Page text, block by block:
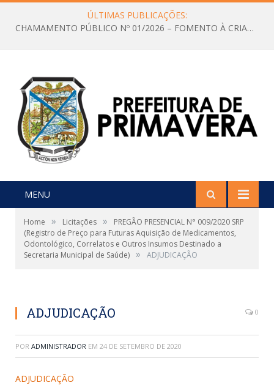
ÚLTIMAS PUBLICAÇÕES:
CHAMAMENTO PÚBLICO Nº 01/2026 – FOMENTO À CRIAÇÃO E A CIRCULAÇÃO DE PRODUÇÕES CULTURAIS – Aldir Blanc
MENU
Home » Licitações »
PREGÃO PRESENCIAL N° 009/2020 SRP
(Registro de Preço para Futuras Aquisição de Medicamentos,
Odontológico, Correlatos e Outros Insumos Destinado a
Secretaria Municipal de Saúde) » ADJUDICAÇÃO
ADJUDICAÇÃO 0
POR ADMINISTRADOR EM 24 DE SETEMBRO DE 2020
ADJUDICAÇÃO